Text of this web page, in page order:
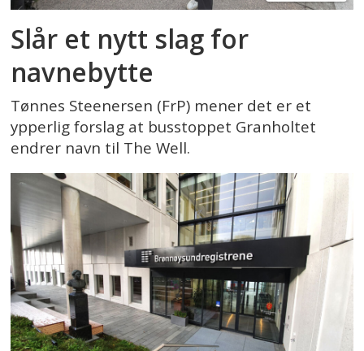
Slår et nytt slag for
navnebytte
Tønnes Steenersen (FrP) mener det er et
ypperlig forslag at busstoppet Granholtet
endrer navn til The Well.